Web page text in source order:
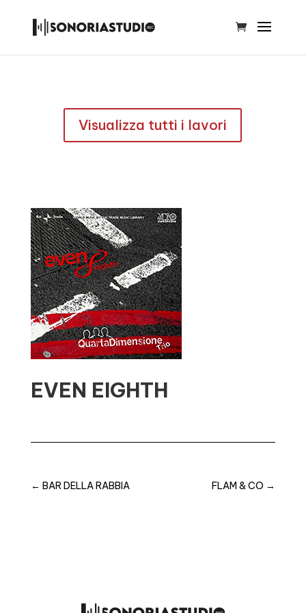
Visualizza tutti i lavori
EVEN EIGHTH
← BAR DELLA RABBIA FLAM & CO →